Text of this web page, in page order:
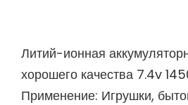
Литий-ионная
хорошего качества 7.4v
Применение: Игрушки,